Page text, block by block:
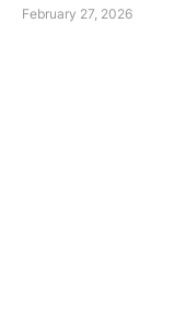
February 27, 2026